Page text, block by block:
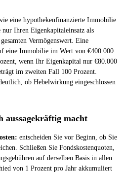
eine hypothekenfinanzierte Immobilie
Ihren Eigenkapitaleinsatz als
Vermögenswert. Eine
eine Immobilie im Wert von €400.000
wenn Ihr Eigenkapital nur €80.000
im zweiten Fall 100 Prozent.
ob Hebelwirkung eingeschlossen
aussagekräftig macht
entscheiden Sie vor Beginn, ob Sie
Schließen Sie Fondskostenquoten,
auf derselben Basis in allen
von 1 Prozent pro Jahr akkumuliert